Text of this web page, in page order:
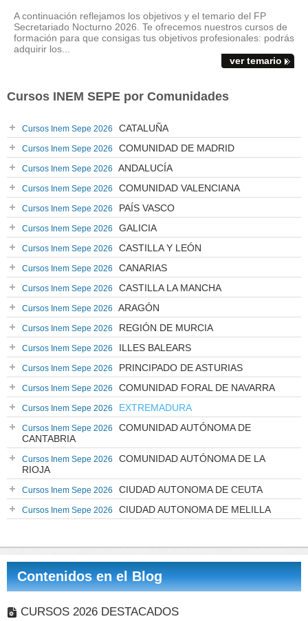
A continuación reflejamos los objetivos y el temario del FP
Secretariado Nocturno 2026. Te ofrecemos nuestros cursos de
formación para que consigas tus objetivos profesionales: podrás
adquirir los...
ver temario
Cursos INEM SEPE por Comunidades
Cursos Inem Sepe 2026 CATALUÑA
Cursos Inem Sepe 2026 COMUNIDAD DE MADRID
Cursos Inem Sepe 2026 ANDALUCÍA
Cursos Inem Sepe 2026 COMUNIDAD VALENCIANA
Cursos Inem Sepe 2026 PAÍS VASCO
Cursos Inem Sepe 2026 GALICIA
Cursos Inem Sepe 2026 CASTILLA Y LEÓN
Cursos Inem Sepe 2026 CANARIAS
Cursos Inem Sepe 2026 CASTILLA LA MANCHA
Cursos Inem Sepe 2026 ARAGÓN
Cursos Inem Sepe 2026 REGIÓN DE MURCIA
Cursos Inem Sepe 2026 ILLES BALEARS
Cursos Inem Sepe 2026 PRINCIPADO DE ASTURIAS
Cursos Inem Sepe 2026 COMUNIDAD FORAL DE NAVARRA
Cursos Inem Sepe 2026 EXTREMADURA
Cursos Inem Sepe 2026
COMUNIDAD AUTÓNOMA DE
CANTABRIA
Cursos Inem Sepe 2026
COMUNIDAD AUTÓNOMA DE LA
RIOJA
Cursos Inem Sepe 2026 CIUDAD AUTONOMA DE CEUTA
Cursos Inem Sepe 2026 CIUDAD AUTONOMA DE MELILLA
Contenidos en el Blog
CURSOS 2026 DESTACADOS